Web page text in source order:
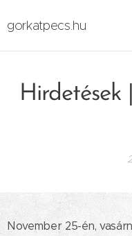
gorkatpecs.hu
Hirdetések
November 25-én,